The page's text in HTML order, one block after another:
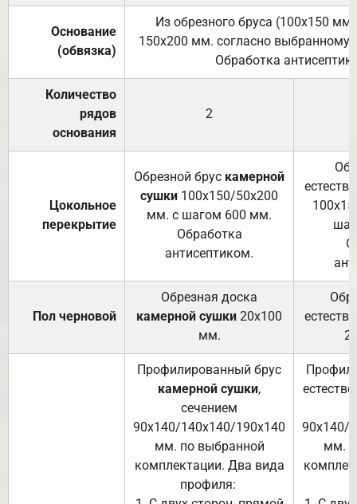
Основание
(обвязка)
Из обрезного бруса (100х150
150х200 мм. согласно выбранному
Обработка
Количество
рядов
основания
2
Цокольное
перекрытие
Обрезной брус камерной
сушки 100х150/50х200
мм. с шагом 600 мм.
Обработка
антисептиком.
Пол черновой
Обрезная доска
камерной сушки 20х100
мм.
Профилированный брус
камерной сушки,
сечением
90х140/140х140/190х140
мм. по выбранной
комплектации. Два вида
профиля:
90х140/
мм.